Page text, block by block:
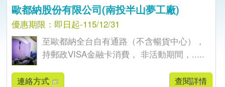
歐都納股份有限公司(南投半山夢工廠)
優惠期限：即日起-115/12/31
至歐都納全台自有通路（不含暢貨中心），
持郵政VISA金融卡消費， 非活動期間，.....
連絡方式 查閱詳情